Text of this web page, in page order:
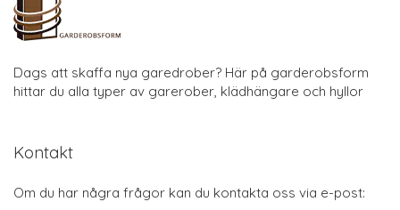
Dags att skaffa nya garedrober? Här på garderobsform
hittar du alla typer av garerober, klädhängare och hyllor
Kontakt
Om du har några frågor kan du kontakta oss via e-post: